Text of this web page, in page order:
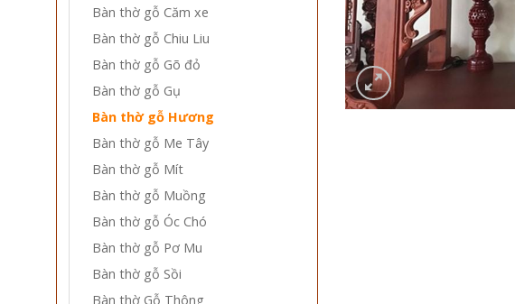
Bàn thờ gỗ Căm xe
Bàn thờ gỗ Chiu Liu
Bàn thờ gỗ Gõ đỏ
Bàn thờ gỗ Gụ
Bàn thờ gỗ Hương
Bàn thờ gỗ Me Tây
Bàn thờ gỗ Mít
Bàn thờ gỗ Muồng
Bàn thờ gỗ Óc Chó
Bàn thờ gỗ Pơ Mu
Bàn thờ gỗ Sồi
Bàn thờ Gỗ Thông